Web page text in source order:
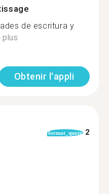
de escritura y
plus
Obtenir l'appli
format_quote 2